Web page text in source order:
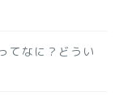
てなに？どうい